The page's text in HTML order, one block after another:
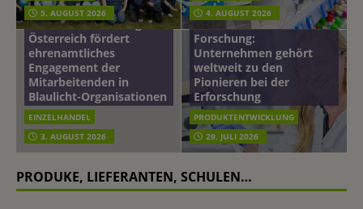
5. AUGUST 2026
4. AUGUST 2026
mehr vom leben tag: dm
Österreich fördert
ehrenamtliches
Engagement der
Mitarbeitenden in
Blaulicht-Organisationen
EINZELHANDEL
3. AUGUST 2026
Beiersdorf
Hautmikrobiom-
Forschung:
Unternehmen gehört
weltweit zu den
Pionieren bei der
Erforschung
PRODUKTENTWICKLUNG
29. JULI 2026
PRODUKE, LIEFERANTEN, SCHULEN…